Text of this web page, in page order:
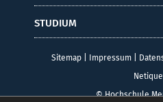
STUDIUM
Sitemap| Impressum|
© Hochschule